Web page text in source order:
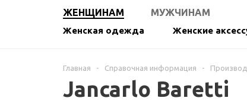
ЖЕНЩИНАМ МУЖЧИНАМ
Женская одежда Женские
Главная - Справочная информация -
Jancarlo Baretti